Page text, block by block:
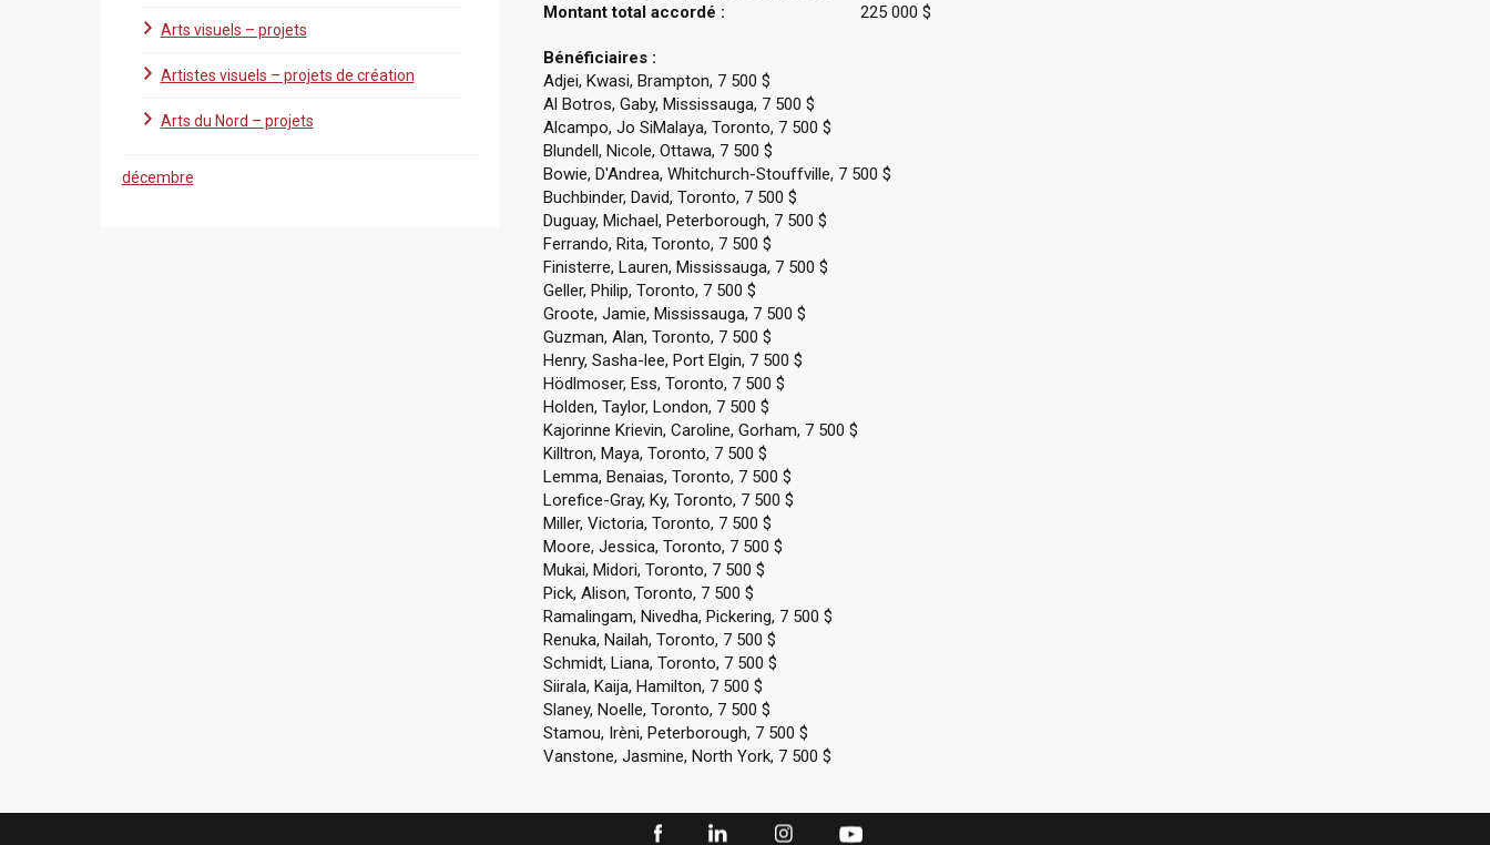
Arts visuels – projets
Artistes visuels – projets de création
Arts du Nord – projets
décembre
Montant total accordé :
225 000 $
Bénéficiaires :
Adjei, Kwasi, Brampton, 7 500 $
Al Botros, Gaby, Mississauga, 7 500 $
Alcampo, Jo SiMalaya, Toronto, 7 500 $
Blundell, Nicole, Ottawa, 7 500 $
Bowie, D'Andrea, Whitchurch-Stouffville, 7 500 $
Buchbinder, David, Toronto, 7 500 $
Duguay, Michael, Peterborough, 7 500 $
Ferrando, Rita, Toronto, 7 500 $
Finisterre, Lauren, Mississauga, 7 500 $
Geller, Philip, Toronto, 7 500 $
Groote, Jamie, Mississauga, 7 500 $
Guzman, Alan, Toronto, 7 500 $
Henry, Sasha-lee, Port Elgin, 7 500 $
Hödlmoser, Ess, Toronto, 7 500 $
Holden, Taylor, London, 7 500 $
Kajorinne Krievin, Caroline, Gorham, 7 500 $
Killtron, Maya, Toronto, 7 500 $
Lemma, Benaias, Toronto, 7 500 $
Lorefice-Gray, Ky, Toronto, 7 500 $
Miller, Victoria, Toronto, 7 500 $
Moore, Jessica, Toronto, 7 500 $
Mukai, Midori, Toronto, 7 500 $
Pick, Alison, Toronto, 7 500 $
Ramalingam, Nivedha, Pickering, 7 500 $
Renuka, Nailah, Toronto, 7 500 $
Schmidt, Liana, Toronto, 7 500 $
Siirala, Kaija, Hamilton, 7 500 $
Slaney, Noelle, Toronto, 7 500 $
Stamou, Irèni, Peterborough, 7 500 $
Vanstone, Jasmine, North York, 7 500 $